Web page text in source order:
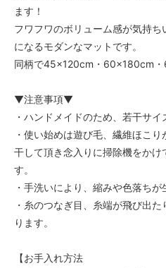
ます！
フワフワのボリューム感が気持
になるモダンなマットです。
同柄で45×120cm・60×180cm・
▼注意事項▼
・ハンドメイドのため、若干サイ
・使い始めは遊び毛、繊維ほこ
干して頂き念入りに掃除機をかけ
す。
・手洗いにより、縮みや色落ちが
・糸のつなぎ目、糸端が飛び出
ります。
【お手入れ方法